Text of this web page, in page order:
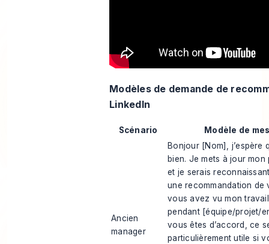
Modèles de demande de
LinkedIn
Scénario Modèle de
Ancien
manager
Bonjour [Nom], j’espère
bien. Je mets à jour mon
et je serais
une recommandation de
vous avez vu mon
pendant [équipe/projet/
vous êtes d’accord, ce
particulièrement utile si